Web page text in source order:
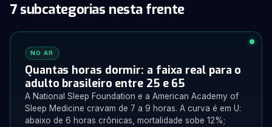
7 subcategorias nesta frente
NO AR
Quantas horas dormir: a faixa real para o
adulto brasileiro entre 25 e 65
A National Sleep Foundation e a American Academy of
Sleep Medicine cravam de 7 a 9 horas. A curva é em U:
abaixo de 6 horas crônicas, mortalidade sobe 12%;